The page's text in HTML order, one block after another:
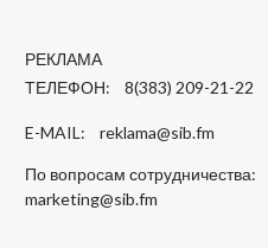
РЕКЛАМА
ТЕЛЕФОН: 8(383) 209-21-22
E-MAIL: reklama@sib.fm
По вопросам сотрудничества:
marketing@sib.fm